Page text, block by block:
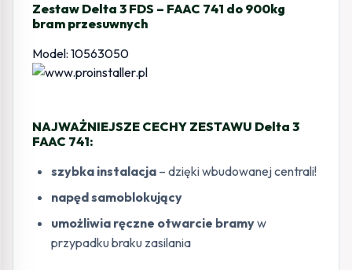
Zestaw Delta 3 FDS – FAAC 741 do 900kg
bram przesuwnych
Model: 10563050
NAJWAŻNIEJSZE CECHY ZESTAWU Delta 3
FAAC 741:
szybka instalacja – dzięki wbudowanej centrali!
napęd samoblokujący
umożliwia ręczne otwarcie bramyw
przypadku braku zasilania